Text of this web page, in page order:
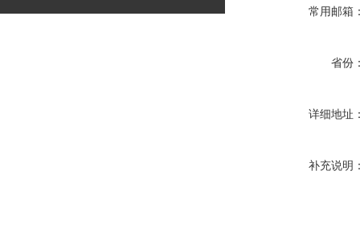
常用邮箱
省份
详细地址
补充说明